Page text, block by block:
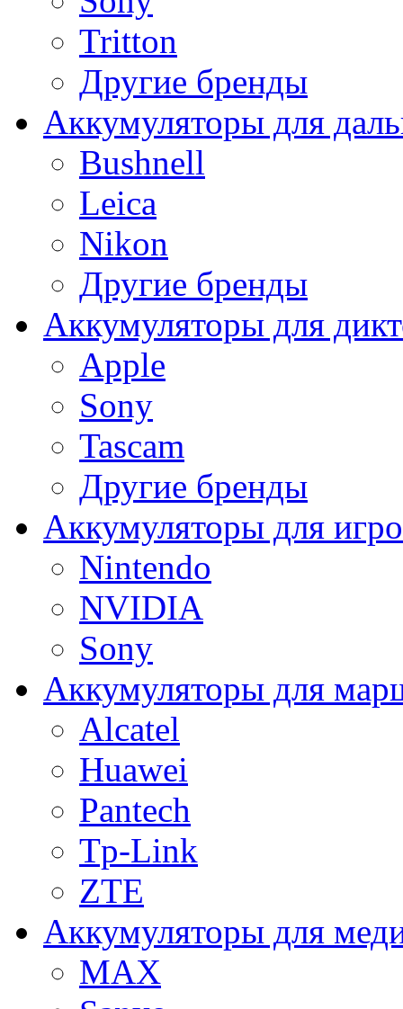
Tritton
Другие бренды
Аккумуляторы для
Bushnell
Leica
Nikon
Другие бренды
Аккумуляторы для
Apple
Sony
Tascam
Другие бренды
Аккумуляторы для
Nintendo
NVIDIA
Sony
Аккумуляторы для
Alcatel
Huawei
Pantech
Tp-Link
ZTE
Аккумуляторы для
MAX